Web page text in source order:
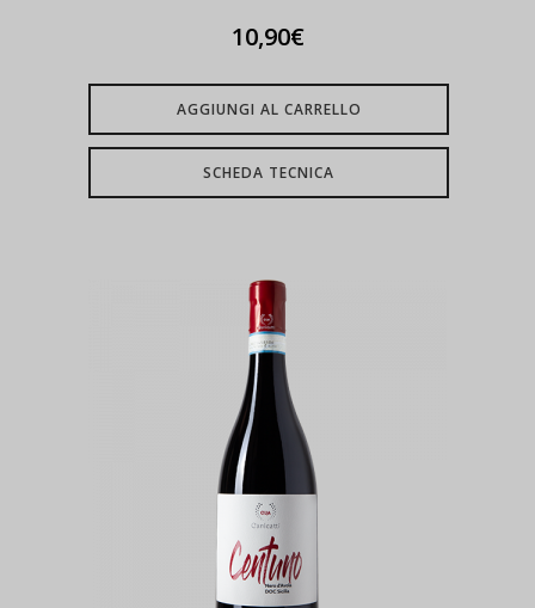
10,90€
AGGIUNGI AL CARRELLO
SCHEDA TECNICA